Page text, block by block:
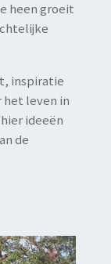
heen groeit
inspiratie
het leven in
ideeën
de